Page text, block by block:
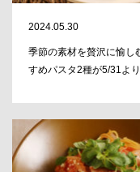
2024.05.30
季節の素材を贅沢に愉し
すめパスタ2種が5/31よ